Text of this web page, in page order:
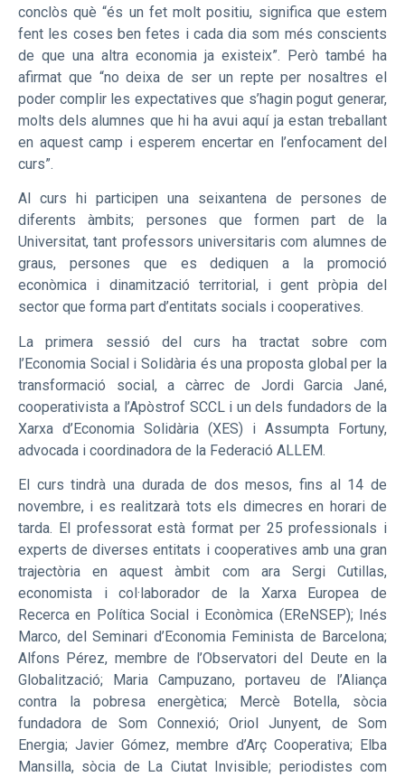
conclòs què “és un fet molt positiu, significa que estem
fent les coses ben fetes i cada dia som més conscients
de que una altra economia ja existeix”. Però també ha
afirmat que “no deixa de ser un repte per nosaltres el
poder complir les expectatives que s’hagin pogut generar,
molts dels alumnes que hi ha avui aquí ja estan treballant
en aquest camp i esperem encertar en l’enfocament del
curs”.
Al curs hi participen una seixantena de persones de
diferents àmbits; persones que formen part de la
Universitat, tant professors universitaris com alumnes de
graus, persones que es dediquen a la promoció
econòmica i dinamització territorial, i gent pròpia del
sector que forma part d’entitats socials i cooperatives.
La primera sessió del curs ha tractat sobre com
l’Economia Social i Solidària és una proposta global per la
transformació social, a càrrec de Jordi Garcia Jané,
cooperativista a l’Apòstrof SCCL i un dels fundadors de la
Xarxa d’Economia Solidària (XES) i Assumpta Fortuny,
advocada i coordinadora de la Federació ALLEM.
El curs tindrà una durada de dos mesos, fins al 14 de
novembre, i es realitzarà tots els dimecres en horari de
tarda. El professorat està format per 25 professionals i
experts de diverses entitats i cooperatives amb una gran
trajectòria en aquest àmbit com ara Sergi Cutillas,
economista i col·laborador de la Xarxa Europea de
Recerca en Política Social i Econòmica (EReNSEP); Inés
Marco, del Seminari d’Economia Feminista de Barcelona;
Alfons Pérez, membre de l’Observatori del Deute en la
Globalització; Maria Campuzano, portaveu de l’Aliança
contra la pobresa energètica; Mercè Botella, sòcia
fundadora de Som Connexió; Oriol Junyent, de Som
Energia; Javier Gómez, membre d’Arç Cooperativa; Elba
Mansilla, sòcia de La Ciutat Invisible; periodistes com